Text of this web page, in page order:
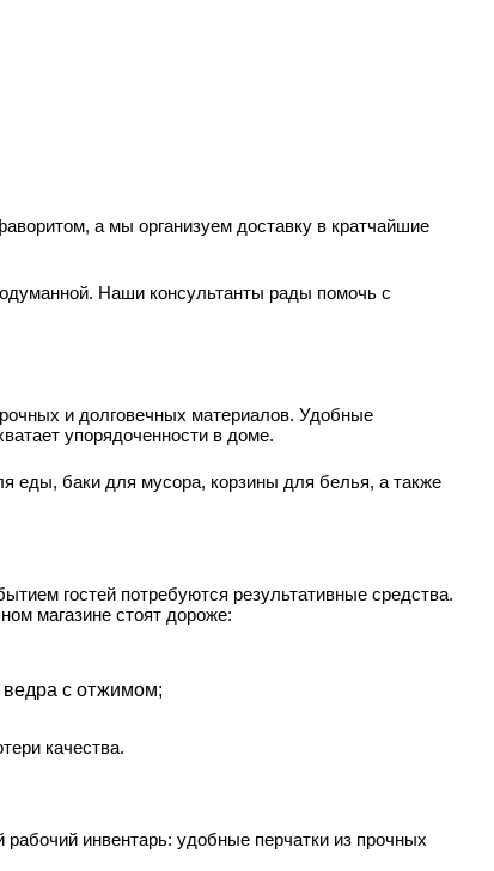
а мы организуем доставку в кратчайшие
Наши консультанты рады помочь с
и долговечных материалов. Удобные
упорядоченности в доме.
еды, баки для мусора, корзины для белья, а также
гостей потребуются результативные средства.
магазине стоят дороже:
с отжимом;
качества.
инвентарь: удобные перчатки из прочных